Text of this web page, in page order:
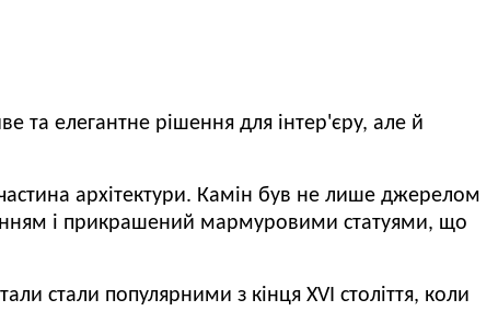
та елегантне рішення для інтер'єру, але й
архітектури. Камін був не лише джерелом
і прикрашений мармуровими статуями, що
стали популярними з кінця XVI століття, коли